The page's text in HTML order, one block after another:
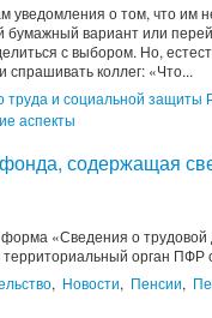
уведомления о том, что им
бумажный вариант или
с выбором. Но,
спрашивать коллег: «Что...
труда и социальной защиты
аспекты
содержащая
«Сведения о трудовой
орган ПФР
, Новости, Пенсии,